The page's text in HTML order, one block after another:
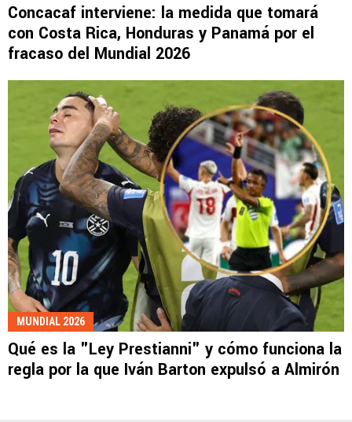
Concacaf interviene: la medida que tomará
con Costa Rica, Honduras y Panamá por el
fracaso del Mundial 2026
MUNDIAL 2026
Qué es la "Ley Prestianni" y cómo funciona la
regla por la que Iván Barton expulsó a Almirón